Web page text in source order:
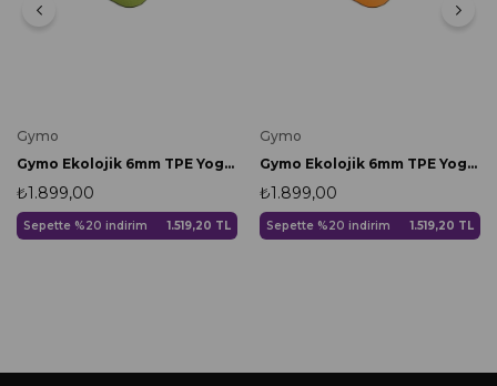
Gymo
Gymo Ekolojik 6mm TPE Yoga Matı Pilates Minderi Yeşil
₺1.899,00
Sepette %20 indirim 1.519,20 TL
Gymo
Gymo Ekolojik 6mm TPE Yoga Matı Pilates Minderi Turuncu
₺1.899,00
Sepette %20 indirim 1.519,20 TL